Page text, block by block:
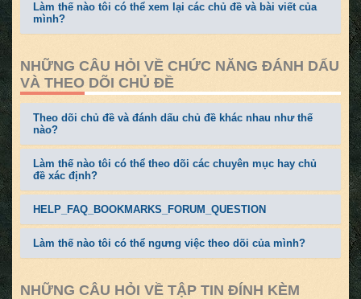
Làm thế nào tôi có thể xem lại các chủ đề và bài viết của
mình?
NHỮNG CÂU HỎI VỀ CHỨC NĂNG ĐÁNH DẤU
VÀ THEO DÕI CHỦ ĐỀ
Theo dõi chủ đề và đánh dấu chủ đề khác nhau như thế
nào?
Làm thế nào tôi có thể theo dõi các chuyên mục hay chủ
đề xác định?
HELP_FAQ_BOOKMARKS_FORUM_QUESTION
Làm thế nào tôi có thể ngưng việc theo dõi của mình?
NHỮNG CÂU HỎI VỀ TẬP TIN ĐÍNH KÈM